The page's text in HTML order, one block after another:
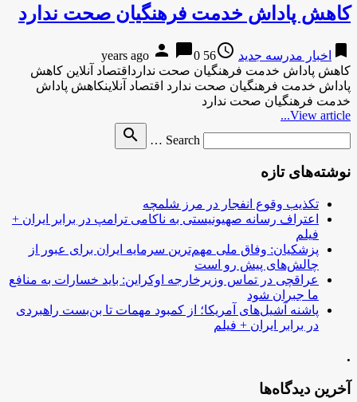
کاهش پاداش خدمت فرهنگیان صحت ندارد
bookmark اخبار مدرسه جدید access_time
56 years ago
person chat_bubble0
کاهش پاداش خدمت فرهنگیان صحت ندارداقتصاد آنلاین کاهش
پاداش خدمت فرهنگیان صحت ندارد اقتصاد آنلاینکاهش پاداش
خدمت فرهنگیان صحت ندارد
View article...
Search …
search
نوشته‌های تازه
تکذیب وقوع انفجار در مرز شلمچه
اعتراف رسانه صهیونیستی به ناکامی ترامپ در برابر ایران +
فیلم
پزشکیان: وفاق ملی مهم‌ترین سرمایه ایران برای عبور از
چالش‌های پیش رو است
عراقچی در تماس وزیرخارجه اوکراین: باید خسارات به منافع
ما جبران شود
پاشنه آشیل‌های آمریکا؛ از کمبود مهمات تا بن‌بست راهبردی
در برابر ایران + فیلم
.
آخرین دیدگاه‌ها